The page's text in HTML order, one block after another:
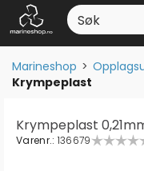
Marineshop>
Krympeplast
Krympeplast
Varenr.: 136679